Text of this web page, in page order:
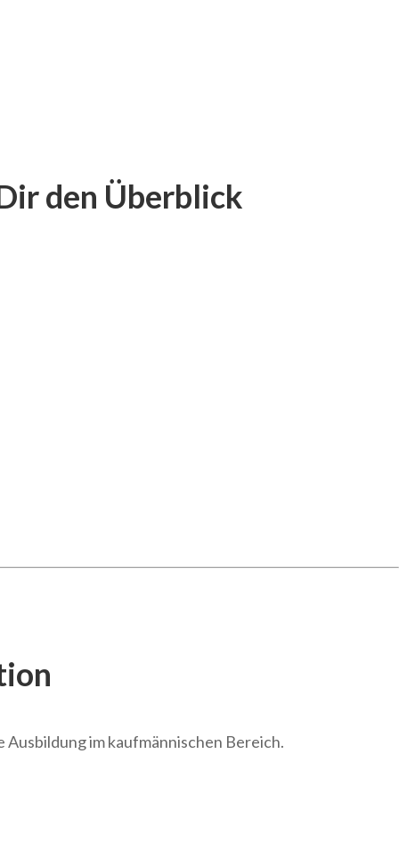
den Überblick
im kaufmännischen Bereich.